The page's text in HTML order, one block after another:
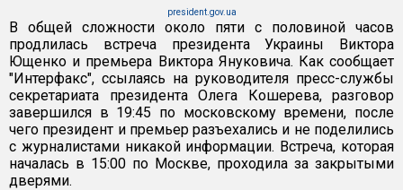
president.gov.ua
В общей сложности около пяти с половиной часов
продлилась встреча президента Украины Виктора
Ющенко и премьера Виктора Януковича. Как сообщает
"Интерфакс", ссылаясь на руководителя пресс-службы
секретариата президента Олега Кошерева, разговор
завершился в 19:45 по московскому времени, после
чего президент и премьер разъехались и не поделились
с журналистами никакой информации. Встреча, которая
началась в 15:00 по Москве, проходила за закрытыми
дверями.